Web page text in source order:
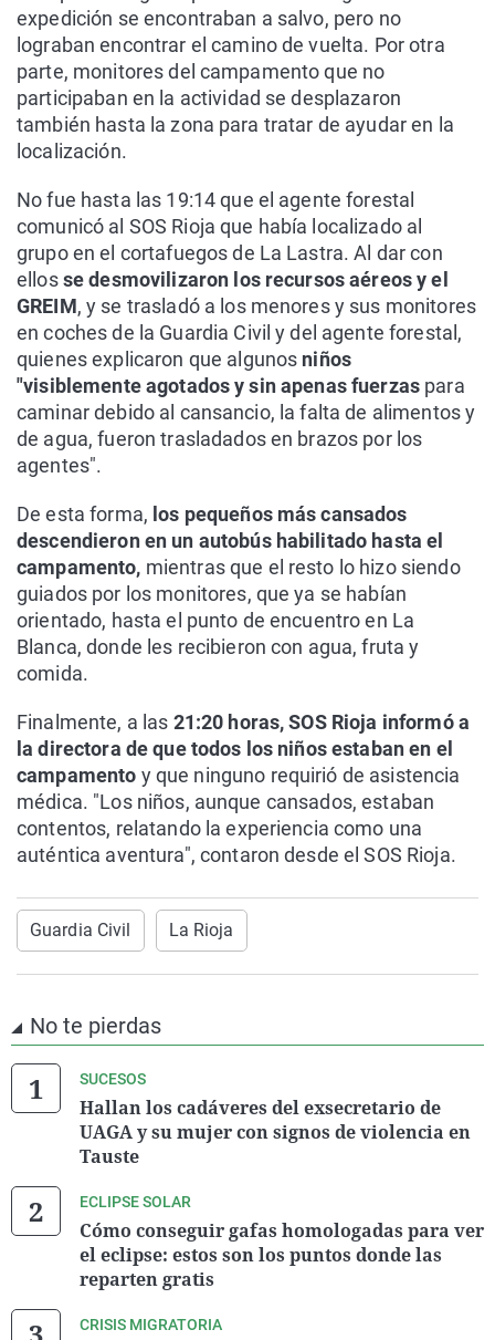
expedición se encontraban a salvo, pero no
lograban encontrar el camino de vuelta. Por otra
parte, monitores del campamento que no
participaban en la actividad se desplazaron
también hasta la zona para tratar de ayudar en la
localización.
No fue hasta las 19:14 que el agente forestal
comunicó al SOS Rioja que había localizado al
grupo en el cortafuegos de La Lastra. Al dar con
ellosse desmovilizaron los recursos aéreos y el
GREIM, y se trasladó a los menores y sus monitores
en coches de la Guardia Civil y del agente forestal,
quienes explicaron que algunos niños
"visiblemente agotados y sin apenas fuerzas para
caminar debido al cansancio, la falta de alimentos y
de agua, fueron trasladados en brazos por los
agentes".
De esta forma, los pequeños más cansados
descendieron en un autobús habilitado hasta el
campamento, mientras que el resto lo hizo siendo
guiados por los monitores, que ya se habían
orientado, hasta el punto de encuentro en La
Blanca, donde les recibieron con agua, fruta y
comida.
Finalmente, a las 21:20 horas, SOS Rioja informó a
la directora de que todos los niños estaban en el
campamento y que ninguno requirió de asistencia
médica. "Los niños, aunque cansados, estaban
contentos, relatando la experiencia como una
auténtica aventura", contaron desde el SOS Rioja.
Guardia Civil La Rioja
No te pierdas
SUCESOS
Hallan los cadáveres del exsecretario de
UAGA y su mujer con signos de violencia en
Tauste
ECLIPSE SOLAR
Cómo conseguir gafas homologadas para ver
el eclipse: estos son los puntos donde las
reparten gratis
CRISIS MIGRATORIA